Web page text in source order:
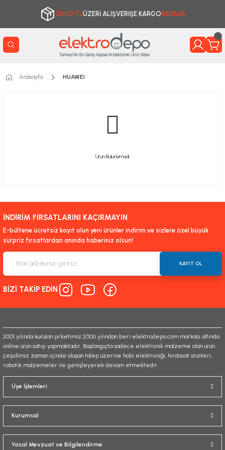
2000 TLÜZERİ ALIŞVERİŞE KARGO BEDAVA
Anasayfa HUAWEI
Ürün Bulunamadı.
İNDİRİM FIRSATLARINI KAÇIRMAYIN
E-bültene ücretsiz kayıt olun yeni ürünler indirim ve sizlere özel büyük
sürpriz fırsatlardan anında haberiniz olsun!
KAYIT OL
BİZİ TAKİP EDİN
2001 yılında kurulan şirketimiz 2006 yılından beri elektrodepo.com markası altında
online ürün satışı yapmaktadır. Başlangıçta sadece elektronik malzeme olan ürün
çeşidimiz zaman içinde oluşan talep üzerine hobi elektroniği, hırdavat ürünleri,
robotik malzemeler ile genişleyerek devam etmektedir.
Üye İşlemleri
Kurumsal
Yasal Mevzuat ve Bilgilendirme